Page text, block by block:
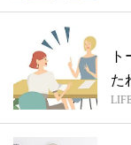
た